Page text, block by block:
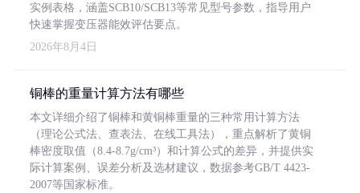
实例表格，涵盖SCB10/SCB13等常见型号参数，指导用户
快速掌握变压器能效评估要点。
2026年8月4日
铜棒的重量计算方法有哪些
本文详细介绍了铜棒和黄铜棒重量的三种常用计算方法
（理论公式法、查表法、在线工具法），重点解析了黄铜
棒密度取值（8.4-8.7g/cm³）和计算公式的差异，并提供实
际计算案例、误差分析及选材建议，数据参考GB/T 4423-
2007等国家标准。